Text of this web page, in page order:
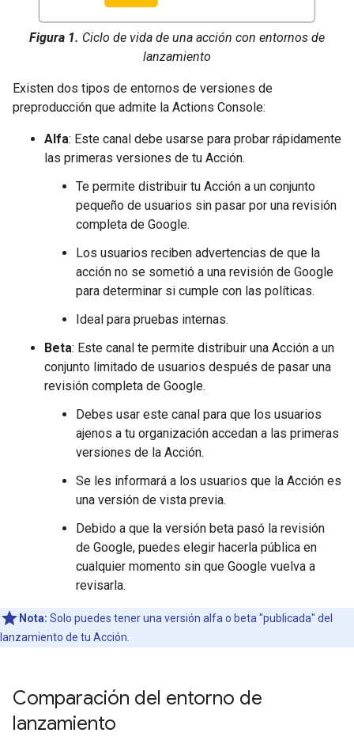
Figura 1. Ciclo de vida de una acción con entornos de
lanzamiento
Existen dos tipos de entornos de versiones de
preproducción que admite la Actions Console:
Alfa: Este canal debe usarse para probar rápidamente
las primeras versiones de tu Acción.
Te permite distribuir tu Acción a un conjunto
pequeño de usuarios sin pasar por una revisión
completa de Google.
Los usuarios reciben advertencias de que la
acción no se sometió a una revisión de Google
para determinar si cumple con las políticas.
Ideal para pruebas internas.
Beta: Este canal te permite distribuir una Acción a un
conjunto limitado de usuarios después de pasar una
revisión completa de Google.
Debes usar este canal para que los usuarios
ajenos a tu organización accedan a las primeras
versiones de la Acción.
Se les informará a los usuarios que la Acción es
una versión de vista previa.
Debido a que la versión beta pasó la revisión
de Google, puedes elegir hacerla pública en
cualquier momento sin que Google vuelva a
revisarla.
Nota: Solo puedes tener una versión alfa o beta "publicada" del
lanzamiento de tu Acción.
Comparación del entorno de
lanzamiento